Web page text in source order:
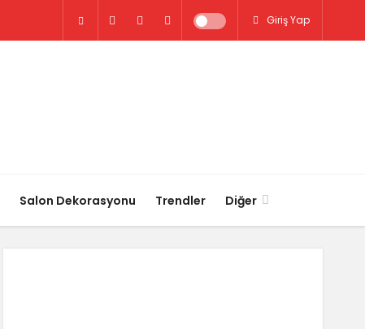
Giriş Yap
Salon Dekorasyonu Trendler Diğer